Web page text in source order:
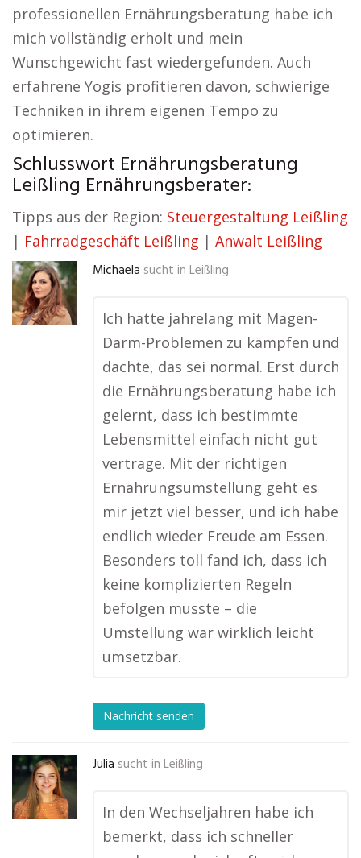
professionellen Ernährungsberatung habe ich
mich vollständig erholt und mein
Wunschgewicht fast wiedergefunden. Auch
erfahrene Yogis profitieren davon, schwierige
Techniken in ihrem eigenen Tempo zu
optimieren.
Schlusswort Ernährungsberatung
Leißling Ernährungsberater:
Tipps aus der Region: Steuergestaltung Leißling
| Fahrradgeschäft Leißling | Anwalt Leißling
Michaela sucht in Leißling
Ich hatte jahrelang mit Magen-
Darm-Problemen zu kämpfen und
dachte, das sei normal. Erst durch
die Ernährungsberatung habe ich
gelernt, dass ich bestimmte
Lebensmittel einfach nicht gut
vertrage. Mit der richtigen
Ernährungsumstellung geht es
mir jetzt viel besser, und ich habe
endlich wieder Freude am Essen.
Besonders toll fand ich, dass ich
keine komplizierten Regeln
befolgen musste – die
Umstellung war wirklich leicht
umsetzbar.
Nachricht senden
Julia sucht in Leißling
In den Wechseljahren habe ich
bemerkt, dass ich schneller